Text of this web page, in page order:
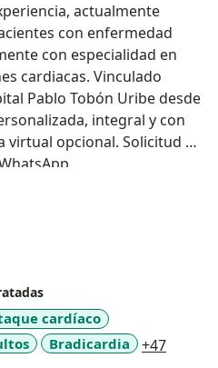
actualmente
con enfermedad
con especialidad en
cardiacas. Vinculado
Pablo Tobón Uribe desde
integral y con
virtual opcional. Solicitud de
cardíaco
Bradicardia +47